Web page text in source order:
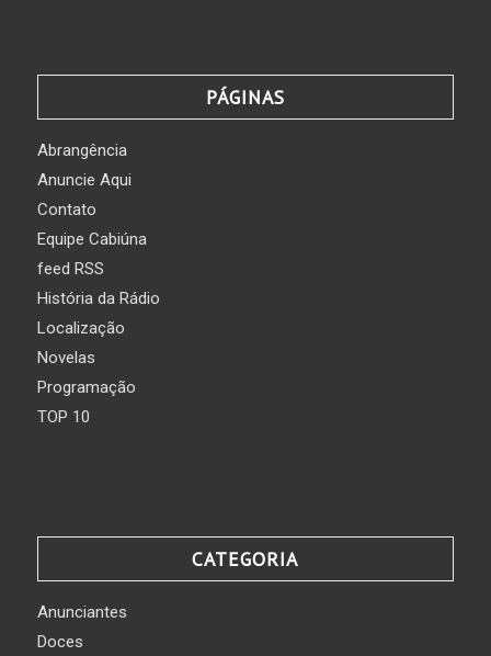
PÁGINAS
Abrangência
Anuncie Aqui
Contato
Equipe Cabiúna
feed RSS
História da Rádio
Localização
Novelas
Programação
TOP 10
CATEGORIA
Anunciantes
Doces